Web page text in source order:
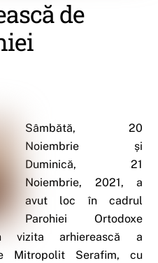
de
Sâmbătă, 20
Noiembrie și
Duminică, 21
Noiembrie, 2021, a
avut loc în cadrul
Parohiei Ortodoxe
vizita arhierească a
Mitropolit Serafim, cu